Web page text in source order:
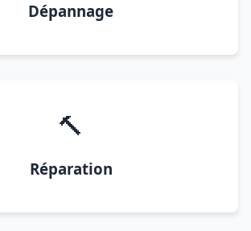
Dépannage
🔨
Réparation